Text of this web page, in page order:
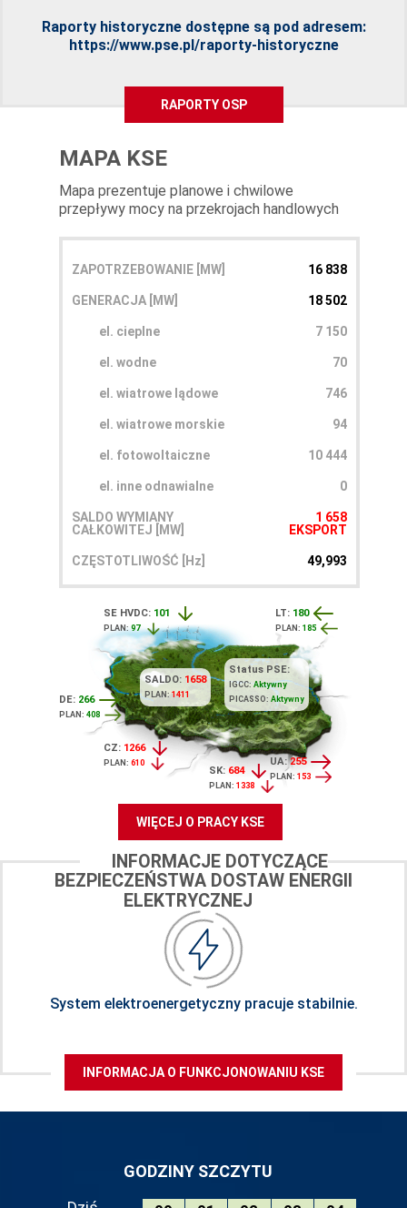
Raporty historyczne dostępne są pod adresem:
https://www.pse.pl/raporty-historyczne
RAPORTY OSP
MAPA KSE
Mapa prezentuje planowe i chwilowe
przepływy mocy na przekrojach handlowych
ZAPOTRZEBOWANIE [MW] 16 838
GENERACJA [MW] 18 502
el. cieplne 7 150
el. wodne 70
el. wiatrowe lądowe 746
el. wiatrowe morskie 94
el. fotowoltaiczne 10 444
el. inne odnawialne 0
SALDO WYMIANY
CAŁKOWITEJ [MW]
1 658
EKSPORT
CZĘSTOTLIWOŚĆ [Hz] 49,993
SE HVDC: 101
PLAN:97
DE: 266
PLAN: 408
CZ: 1266
PLAN:610
LT: 180
PLAN:185
UA:255
PLAN: 153
SK: 684
PLAN:1338
SALDO: 1658
PLAN:1411
Status PSE:
IGCC: Aktywny
PICASSO: Aktywny
WIĘCEJ O PRACY KSE
INFORMACJE DOTYCZĄCE
BEZPIECZEŃSTWA DOSTAW ENERGII
ELEKTRYCZNEJ
System elektroenergetyczny pracuje stabilnie.
INFORMACJA O FUNKCJONOWANIU KSE
GODZINY SZCZYTU